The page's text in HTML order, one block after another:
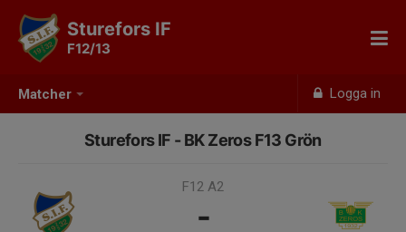
Matcher Logga in
Sturefors IF
F12/13
Sturefors IF - BK Zeros F13 Grön
F12 A2
-